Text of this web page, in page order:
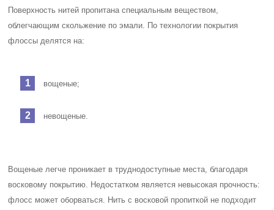
Поверхность нитей пропитана специальным веществом,
облегчающим скольжение по эмали. По технологии покрытия
флоссы делятся на:
вощеные;
невощеные.
Вощеные легче проникает в труднодоступные места, благодаря
восковому покрытию. Недостатком является невысокая прочность:
флосс может оборваться. Нить с восковой пропиткой не подходит